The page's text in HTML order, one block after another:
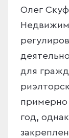
Олег
для
примерно
год,